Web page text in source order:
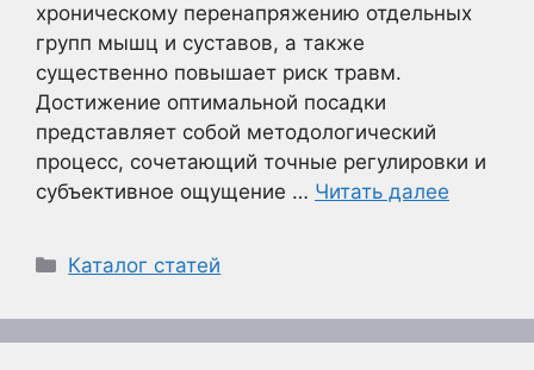
хроническому перенапряжению отдельных
групп мышц и суставов, а также
существенно повышает риск травм.
Достижение оптимальной посадки
представляет собой методологический
процесс, сочетающий точные регулировки и
субъективное ощущение … Читать далее
Рубрики
Каталог статей